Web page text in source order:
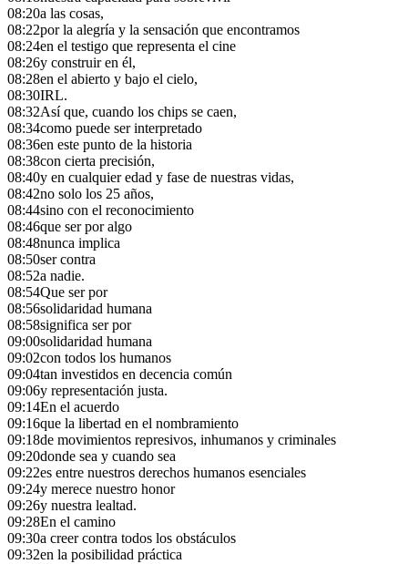
08:20a las cosas,
08:22por la alegría y la sensación que encontramos
08:24en el testigo que representa el cine
08:26y construir en él,
08:28en el abierto y bajo el cielo,
08:30IRL.
08:32Así que, cuando los chips se caen,
08:34como puede ser interpretado
08:36en este punto de la historia
08:38con cierta precisión,
08:40y en cualquier edad y fase de nuestras vidas,
08:42no solo los 25 años,
08:44sino con el reconocimiento
08:46que ser por algo
08:48nunca implica
08:50ser contra
08:52a nadie.
08:54Que ser por
08:56solidaridad humana
08:58significa ser por
09:00solidaridad humana
09:02con todos los humanos
09:04tan investidos en decencia común
09:06y representación justa.
09:14En el acuerdo
09:16que la libertad en el nombramiento
09:18de movimientos represivos, inhumanos y criminales
09:20donde sea y cuando sea
09:22es entre nuestros derechos humanos esenciales
09:24y merece nuestro honor
09:26y nuestra lealtad.
09:28En el camino
09:30a creer contra todos los obstáculos
09:32en la posibilidad práctica